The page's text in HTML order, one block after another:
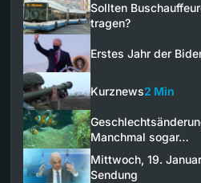
Sollten
tragen?
Erstes Jahr der
Kurznews2 Min
Manchmal sogar…
Mittwoch, 19.
Sendung